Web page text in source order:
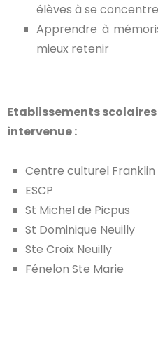
élèves à se
Apprendre à
mieux retenir
Etablissements
intervenue :
Centre culturel Franklin
ESCP
St Michel de Picpus
St Dominique Neuilly
Ste Croix Neuilly
Fénelon Ste Marie